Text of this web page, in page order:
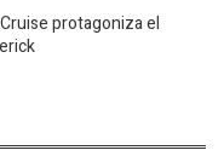
protagoniza el